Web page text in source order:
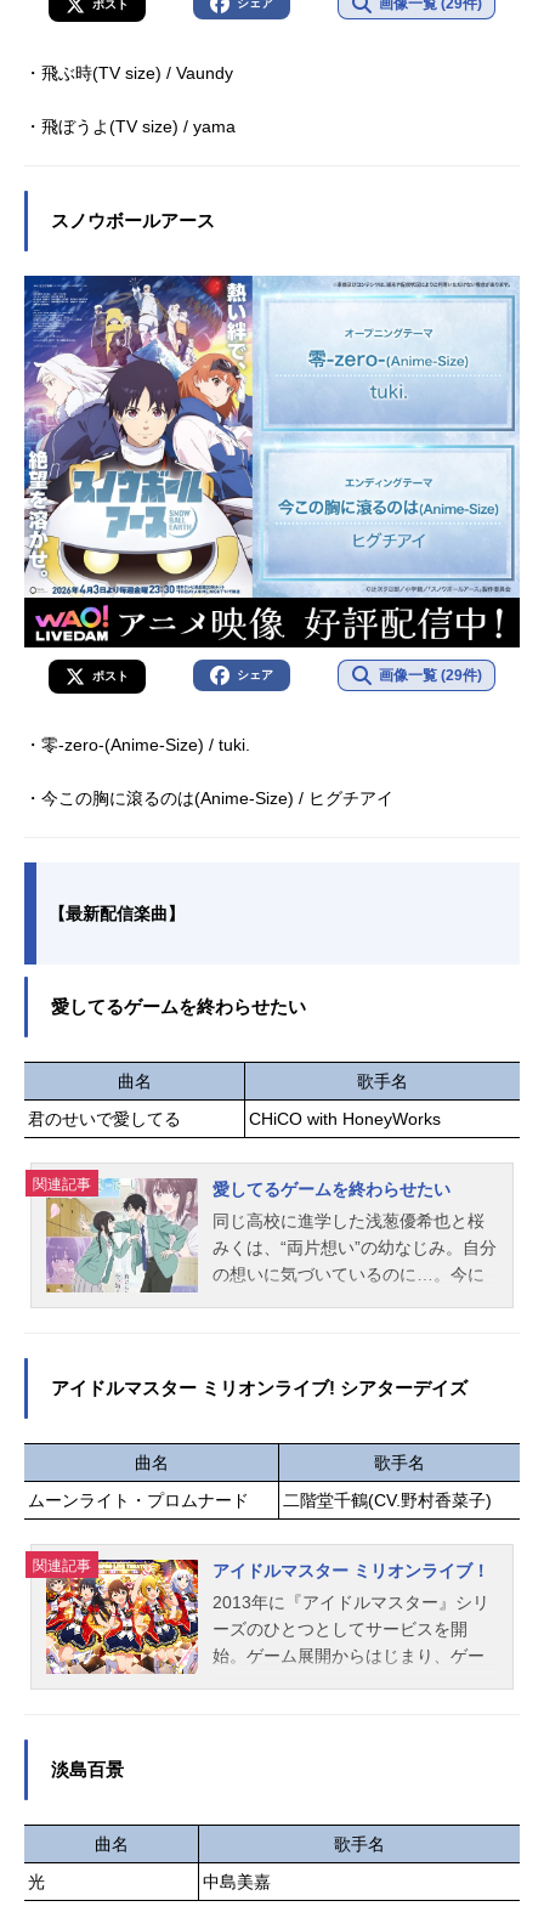
ポスト シェア 画像一覧 (29件)
・飛ぶ時(TV size) / Vaundy
・飛ぼうよ(TV size) / yama
スノウボールアース
ポスト シェア 画像一覧 (29件)
・零-zero-(Anime-Size) / tuki.
・今この胸に滾るのは(Anime-Size) / ヒグチアイ
【最新配信楽曲】
愛してるゲームを終わらせたい
曲名
歌手名
君のせいで愛してる
CHiCO with HoneyWorks
関連記事
愛してるゲームを終わらせたい
同じ高校に進学した浅葱優希也と桜
みくは、“両片想い”の幼なじみ。自分
の想いに気づいているのに…。今に
つなぐのは、小6のときにはじまった
今でもずっと続ける、意地の張り合
い。愛してるゲームに勝てたら、告
白したい――。愛してるゲームに勝
って、「好き」を認めさせたい―
―。両片想いを卒業するための、あ
りったけの想いを込めた“恋のゲー
ム”がはじまる!!作品名愛してるゲー
ムを終わらせたい放送形態TVアニメ
月：本渡楓千草駆流：福山潤白百合
風音：七瀬彩夏スタッフ原作：堂本
裕貴「愛してるゲームを終わらせた
アイドルマスター ミリオンライブ! シアターデイズ
曲名
歌手名
ムーンライト・プロムナード
二階堂千鶴(CV.野村香菜子)
関連記事
アイドルマスター ミリオンライブ！
2013年に『アイドルマスター』シリ
ーズのひとつとしてサービスを開
始。ゲーム展開からはじまり、ゲー
ンライブ！シリーズTHEIDOLM＠ST
ERキャスト天海春香：中村繪里子最
上静香：田所あずさ伊吹翼：Machico
淡島百景
曲名
歌手名
光
中島美嘉